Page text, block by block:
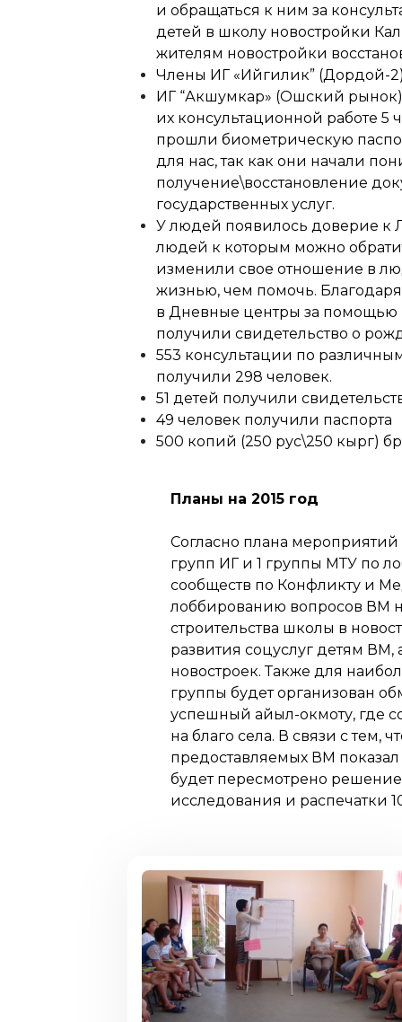
и обращаться к ним за
детей в школу новостройки
жителям новостройки
Члены ИГ «Ийгилик” (Дордой-
ИГ “Акшумкар» (Ошский
их консультационной работе 5
прошли биометрическую
для нас, так как они начали
получение\восстановление
государственных услуг.
У людей появилось доверие к
людей к которым можно
изменили свое отношение в
жизнью, чем помочь.
в Дневные центры за помощью
получили свидетельство о
553 консультации по
получили 298 человек.
51 детей получили
49 человек получили паспорта
500 копий (250 рус\250 кырг)
Планы на 2015 год
Согласно плана
групп ИГ и 1 группы МТУ по
сообществ по Конфликту и
лоббированию вопросов ВМ
строительства школы в
развития соцуслуг детям ВМ,
новостроек. Также для
группы будет организован
успешный айыл-окмоту, где
на благо села. В связи с тем,
предоставляемых ВМ
будет пересмотрено
исследования и распечатки